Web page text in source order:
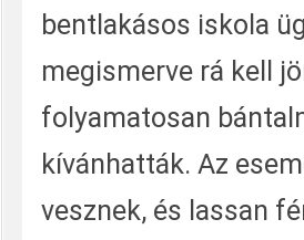
bentlakásos iskola
megismerve rá kell
folyamatosan
kívánhatták. Az
vesznek, és lassan